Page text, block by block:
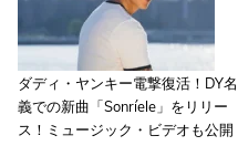
ダディ・ヤンキー電撃復活！DY名
義での新曲「Sonríele」をリリー
ス！ミュージック・ビデオも公開